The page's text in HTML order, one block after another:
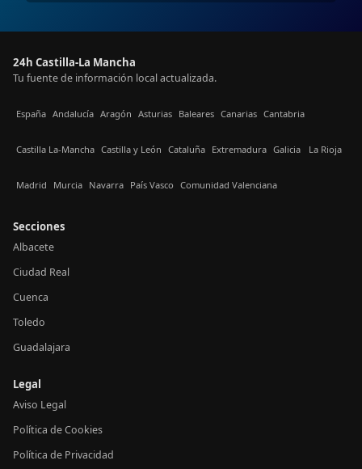
24h Castilla-La Mancha
Tu fuente de información local actualizada.
España Andalucía Aragón Asturias Baleares Canarias Cantabria
Castilla La-Mancha Castilla y León Cataluña Extremadura Galicia La Rioja
Madrid Murcia Navarra País Vasco Comunidad Valenciana
Secciones
Albacete
Ciudad Real
Cuenca
Toledo
Guadalajara
Legal
Aviso Legal
Política de Cookies
Política de Privacidad